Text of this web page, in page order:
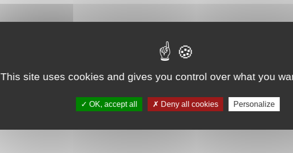
This site uses cookies and gives you control over what you
OK, accept all Deny all cookies Personalize